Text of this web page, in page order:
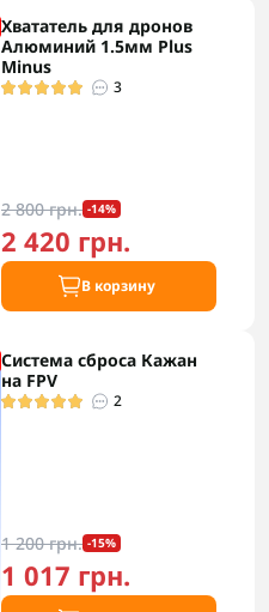
Хвататель для дронов
Алюминий 1.5мм Plus
Minus
3
2 800 грн. -14%
2 420 грн.
В корзину
Система сброса Кажан
на FPV
2
1 200 грн. -15%
1 017 грн.